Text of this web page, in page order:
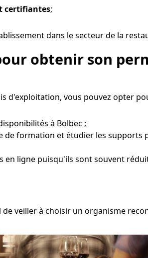
certifiantes;
dans le secteur de la
obtenir son
d'exploitation, vous pouvez opter
à Bolbec ;
formation et étudier les supports
ligne puisqu'ils sont souvent
veiller à choisir un organisme